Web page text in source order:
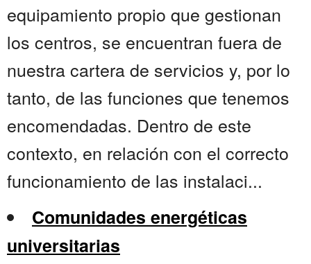
equipamiento propio que gestionan
los centros, se encuentran fuera de
nuestra cartera de servicios y, por lo
tanto, de las funciones que tenemos
encomendadas. Dentro de este
contexto, en relación con el correcto
funcionamiento de las instalaci...
Comunidades energéticas
universitarias